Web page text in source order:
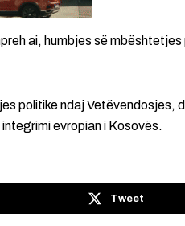
ai, humbjes së mbështetjes
politike ndaj Vetëvendosjes,
evropian i Kosovës.
Tweet